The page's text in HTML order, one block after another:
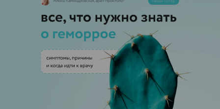
ЭФФЕКТИВНАЯ РЕКЛАМА НА САЙТЕ